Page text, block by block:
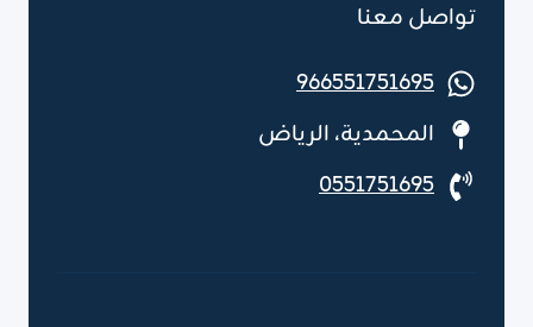
تواصل معنا
966551751695
المحمدية، الرياض
0551751695